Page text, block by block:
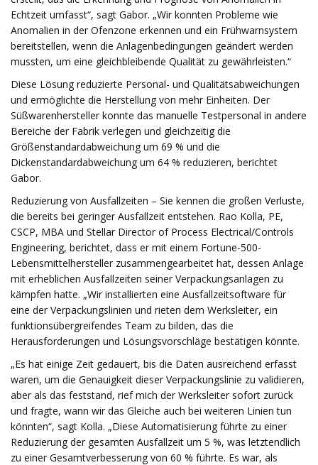
Echtzeit umfasst“, sagt Gabor. „Wir konnten Probleme wie
Anomalien in der Ofenzone erkennen und ein Frühwarnsystem
bereitstellen, wenn die Anlagenbedingungen geändert werden
mussten, um eine gleichbleibende Qualität zu gewährleisten.“
Diese Lösung reduzierte Personal- und Qualitätsabweichungen
und ermöglichte die Herstellung von mehr Einheiten. Der
Süßwarenhersteller konnte das manuelle Testpersonal in andere
Bereiche der Fabrik verlegen und gleichzeitig die
Größenstandardabweichung um 69 % und die
Dickenstandardabweichung um 64 % reduzieren, berichtet
Gabor.
Reduzierung von Ausfallzeiten – Sie kennen die großen Verluste,
die bereits bei geringer Ausfallzeit entstehen. Rao Kolla, PE,
CSCP, MBA und Stellar Director of Process Electrical/Controls
Engineering, berichtet, dass er mit einem Fortune-500-
Lebensmittelhersteller zusammengearbeitet hat, dessen Anlage
mit erheblichen Ausfallzeiten seiner Verpackungsanlagen zu
kämpfen hatte. „Wir installierten eine Ausfallzeitsoftware für
eine der Verpackungslinien und rieten dem Werksleiter, ein
funktionsübergreifendes Team zu bilden, das die
Herausforderungen und Lösungsvorschläge bestätigen könnte.
„Es hat einige Zeit gedauert, bis die Daten ausreichend erfasst
waren, um die Genauigkeit dieser Verpackungslinie zu validieren,
aber als das feststand, rief mich der Werksleiter sofort zurück
und fragte, wann wir das Gleiche auch bei weiteren Linien tun
könnten“, sagt Kolla. „Diese Automatisierung führte zu einer
Reduzierung der gesamten Ausfallzeit um 5 %, was letztendlich
zu einer Gesamtverbesserung von 60 % führte. Es war, als